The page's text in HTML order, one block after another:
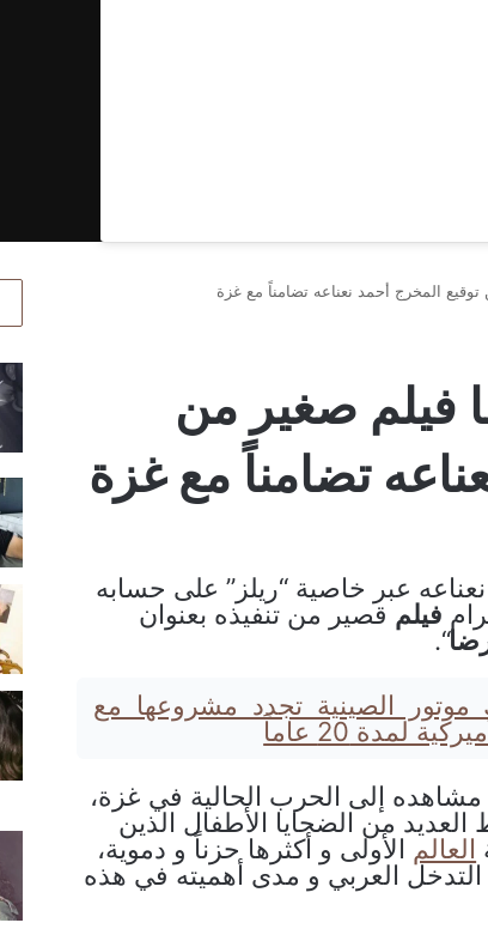
المخرج أحمد نعناعه تضامناً مع غزة
فيلم صغير من
تضامناً مع غزة
عبر خاصية “ريلز” على حسابه
فيلم قصير من تنفيذه بعنوان
“.
موتور الصينية تجدد مشروعها مع
لمدة 20 عاماً
إلى الحرب الحالية في غزة،
من الضحايا الأطفال الذين
العالم الأولى و أكثرها حزناً و دموية،
العربي و مدى أهميته في هذه